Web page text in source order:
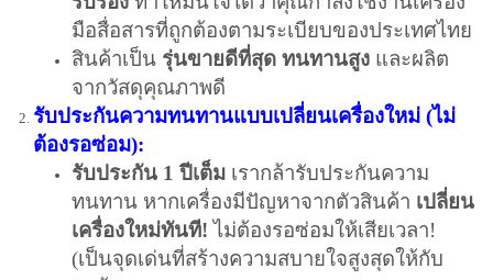
มือสื่อสารที่ถูกต้องตามระเบียบของประเทศไทย
สินค้าเป็น รุ่นขายดีที่สุด ทนทานสูง และผลิต
จากวัสดุคุณภาพดี
รับประกันความทนทานแบบเปลี่ยนเครื่องใหม่ (ไม่
ต้องรอซ่อม):
รับประกัน 1 ปีเต็ม เรากล้ารับประกันความ
ทนทาน หากเครื่องมีปัญหาจากตัวสินค้า เปลี่ยน
เครื่องใหม่ทันที! ไม่ต้องรอซ่อมให้เสียเวลา!
(เป็นจุดเด่นที่สร้างความสบายใจสูงสุดให้กับ